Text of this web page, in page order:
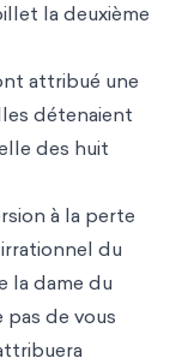
la deuxième
attribué une
détenaient
des huit
à la perte
du
la dame du
pas de vous